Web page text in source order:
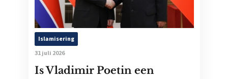
Islamisering
31 juli 2026
Is Vladimir Poetin een